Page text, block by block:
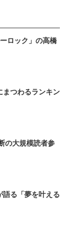
ロック」の高橋
まつわるランキン
の大規模読者参
る「夢を叶える